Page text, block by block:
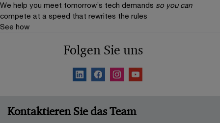
We help you meet tomorrow’s tech demands so you can
compete at a speed that rewrites the rules
See how
Folgen Sie uns
Kontaktieren Sie das Team